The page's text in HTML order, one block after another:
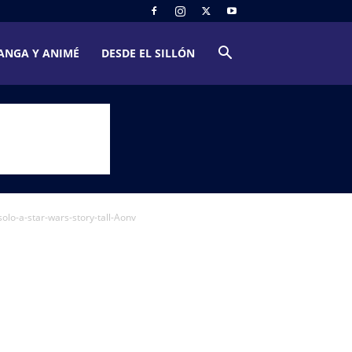
Y ANIMÉ DESDE EL SILLÓN
a-star-wars-story-tall-Aonv